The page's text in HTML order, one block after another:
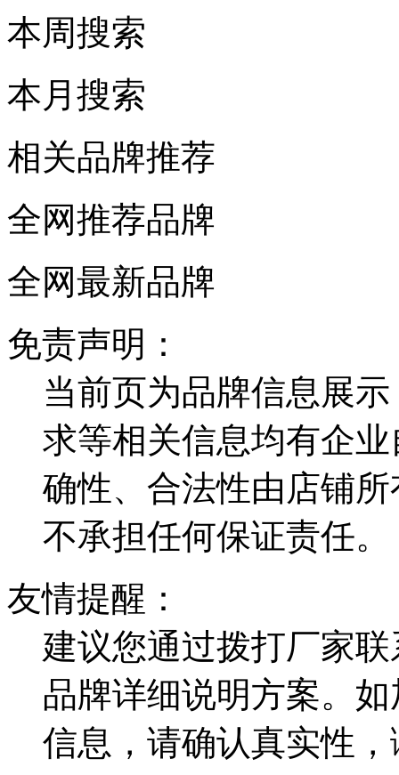
本周搜索
本月搜索
相关品牌推荐
全网推荐品牌
全网最新品牌
免责声明：
当前页为品牌信息展
求等相关信息均有企
确性、合法性由店铺
不承担任何保证责任。
友情提醒：
建议您通过拨打厂家
品牌详细说明方案。
信息，请确认真实性